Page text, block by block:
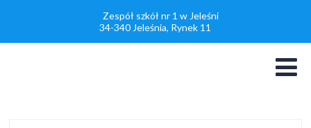
Zespół szkół nr 1 w Jeleśni
34-340 Jeleśnia, Rynek 11